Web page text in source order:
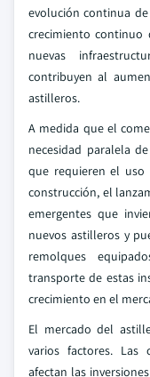
evolución continua
crecimiento
nuevas
contribuyen al
astilleros.
A medida que el
necesidad paralela
que requieren el uso
construcción, el
emergentes que
nuevos astilleros y
remolques
transporte de estas
crecimiento en el
El mercado del
varios factores. Las
afectan las